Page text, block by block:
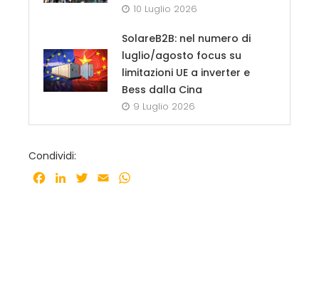
10 Luglio 2026
SolareB2B: nel numero di
luglio/agosto focus su
limitazioni UE a inverter e
Bess dalla Cina
9 Luglio 2026
Condividi:
Facebook
LinkedInTwitter
Email